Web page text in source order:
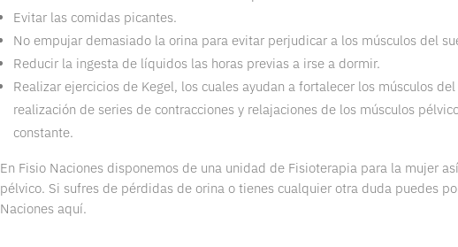
Evitar las comidas picantes.
No empujar demasiado la orina para evitar perjudicar a los músculos del
Reducir la ingesta de líquidos las horas previas a irse a dormir.
Realizar ejercicios de Kegel, los cuales ayudan a fortalecer los músculos
realización de series de contracciones y relajaciones de los músculos
constante.
En Fisio Naciones disponemos de una unidad de Fisioterapia para la mujer
pélvico. Si sufres de pérdidas de orina o tienes cualquier otra duda puedes
Naciones aquí.